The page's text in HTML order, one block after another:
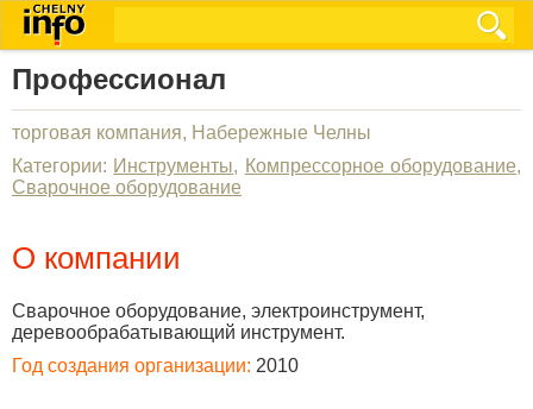
Профессионал
торговая компания, Набережные Челны
Категории: Инструменты, Компрессорное оборудование,
Сварочное оборудование
О компании
Сварочное оборудование, электроинструмент,
деревообрабатывающий инструмент.
Год создания организации: 2010